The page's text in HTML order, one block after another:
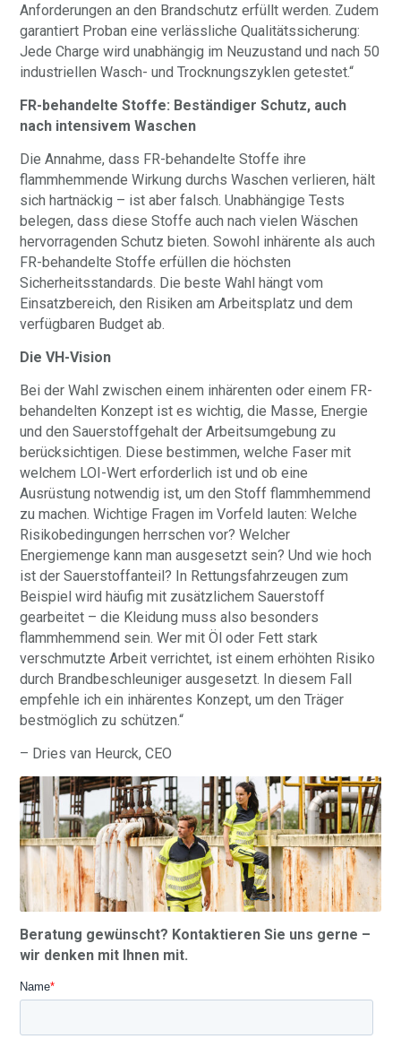
Anforderungen an den Brandschutz erfüllt werden. Zudem
garantiert Proban eine verlässliche Qualitätssicherung:
Jede Charge wird unabhängig im Neuzustand und nach 50
industriellen Wasch- und Trocknungszyklen getestet.“
FR-behandelte Stoffe: Beständiger Schutz, auch
nach intensivem Waschen
Die Annahme, dass FR-behandelte Stoffe ihre
flammhemmende Wirkung durchs Waschen verlieren, hält
sich hartnäckig – ist aber falsch. Unabhängige Tests
belegen, dass diese Stoffe auch nach vielen Wäschen
hervorragenden Schutz bieten. Sowohl inhärente als auch
FR-behandelte Stoffe erfüllen die höchsten
Sicherheitsstandards. Die beste Wahl hängt vom
Einsatzbereich, den Risiken am Arbeitsplatz und dem
verfügbaren Budget ab.
Die VH-Vision
Bei der Wahl zwischen einem inhärenten oder einem FR-
behandelten Konzept ist es wichtig, die Masse, Energie
und den Sauerstoffgehalt der Arbeitsumgebung zu
berücksichtigen. Diese bestimmen, welche Faser mit
welchem LOI-Wert erforderlich ist und ob eine
Ausrüstung notwendig ist, um den Stoff flammhemmend
zu machen. Wichtige Fragen im Vorfeld lauten: Welche
Risikobedingungen herrschen vor? Welcher
Energiemenge kann man ausgesetzt sein? Und wie hoch
ist der Sauerstoffanteil? In Rettungsfahrzeugen zum
Beispiel wird häufig mit zusätzlichem Sauerstoff
gearbeitet – die Kleidung muss also besonders
flammhemmend sein. Wer mit Öl oder Fett stark
verschmutzte Arbeit verrichtet, ist einem erhöhten Risiko
durch Brandbeschleuniger ausgesetzt. In diesem Fall
empfehle ich ein inhärentes Konzept, um den Träger
bestmöglich zu schützen.“
– Dries van Heurck, CEO
Beratung gewünscht? Kontaktieren Sie uns gerne –
wir denken mit Ihnen mit.